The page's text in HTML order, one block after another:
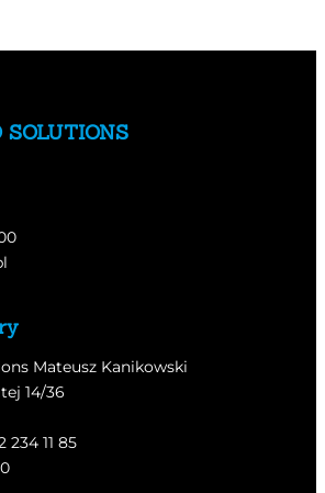
SOLUTIONS
Mateusz Kanikowski
14/36
234 11 85